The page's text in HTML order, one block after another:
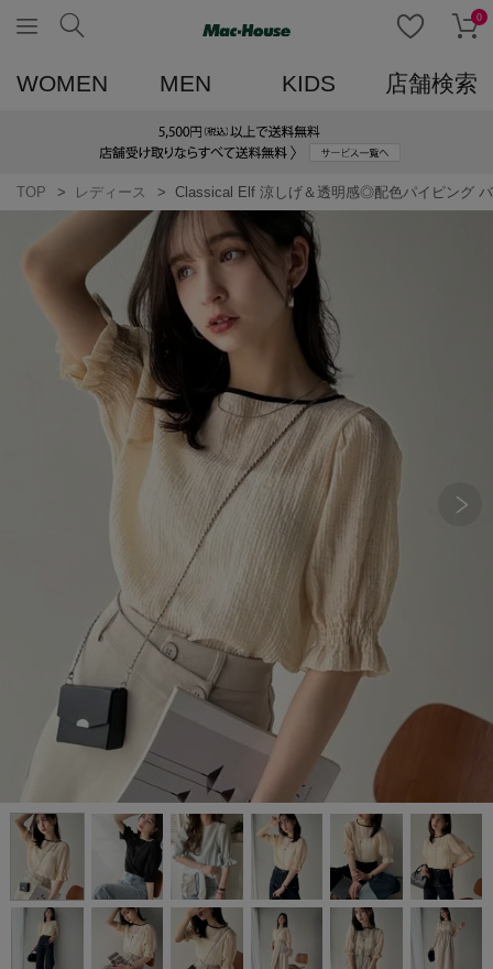
0
WOMEN MEN KIDS 店舗検索
TOP レディース Classical Elf 涼しげ＆透明感◎配色パイピング